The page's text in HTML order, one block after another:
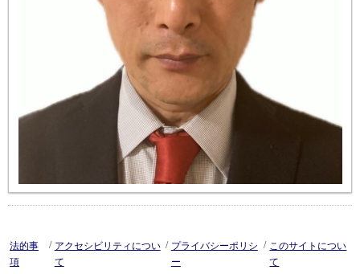
法的事
項
/ アクセシビリティについ
て
/ プライバシーポリシ
ー
/ このサイトについ
て